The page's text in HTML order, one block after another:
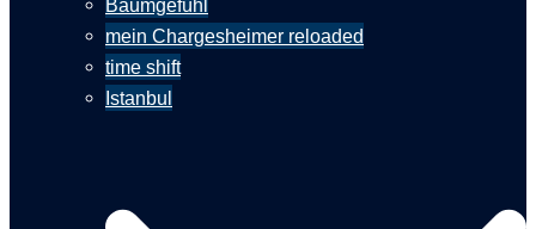
Baumgefühl
mein Chargesheimer reloaded
time shift
Istanbul